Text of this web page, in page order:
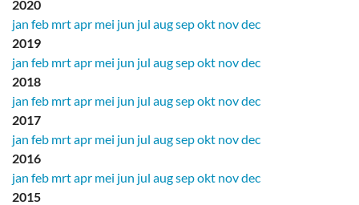
2020
jan feb mrtapr mei jun jul augsepokt novdec
2019
jan feb mrtapr mei jun jul augsepokt novdec
2018
jan feb mrtapr mei jun jul augsepokt novdec
2017
jan feb mrtapr mei jun jul augsepokt novdec
2016
jan feb mrtapr mei jun jul augsepokt novdec
2015